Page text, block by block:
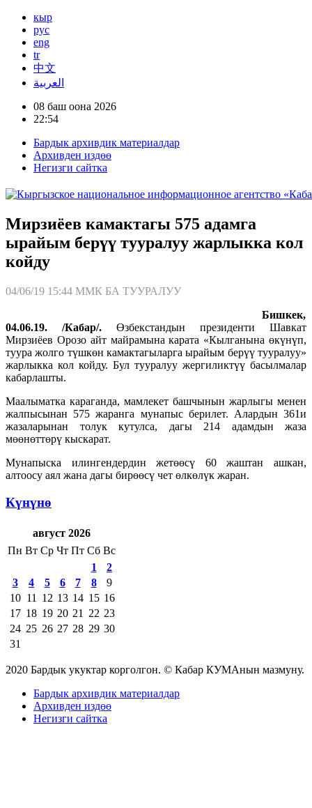
кыр
рус
eng
tr
中文
العربية
08 баш оона 2026
22:54
Бардык архивдик материалдар
Архивден издөө
Негизги сайтка
Мирзиёев камактагы 575 адамга
ырайым берүү тууралуу жарлыкка кол
койду
04/06/19 15:44 ММК БА ТУУРАЛУУ
Бишкек,
04.06.19. /Кабар/. Өзбекстандын президенти Шавкат
Мирзиёев Орозо айт майрамына карата «Кылганына өкүнүп,
туура жолго түшкөн камактагыларга ырайым берүү тууралуу»
жарлыкка кол койду. Бул тууралуу жергиликтүү басылмалар
кабарлашты.
Маалыматка караганда, мамлекет башчынын жарлыгы менен
жалпысынан 575 жаранга мунапыс берилет. Алардын 361и
жазаларынан толук кутулса, дагы 214 адамдын жаза
мөөнөттөрү кыскарат.
Мунапыска илингендердин жетөөсү 60 жаштан ашкан,
алтоосу аял жана дагы бирөөсү чет өлкөлүк жаран.
Күнүнө
август 2026
Пн Вт Ср Чт Пт Сб Вс
1
2
3
4 5 6 7 8
9
10 11 12 13 14 15 16
17 18 19 20 21 22 23
24 25 26 27 28 29 30
31
2020 Бардык укуктар корголгон. © Кабар КУМАнын мазмуну.
Бардык архивдик материалдар
Архивден издөө
Негизги сайтка